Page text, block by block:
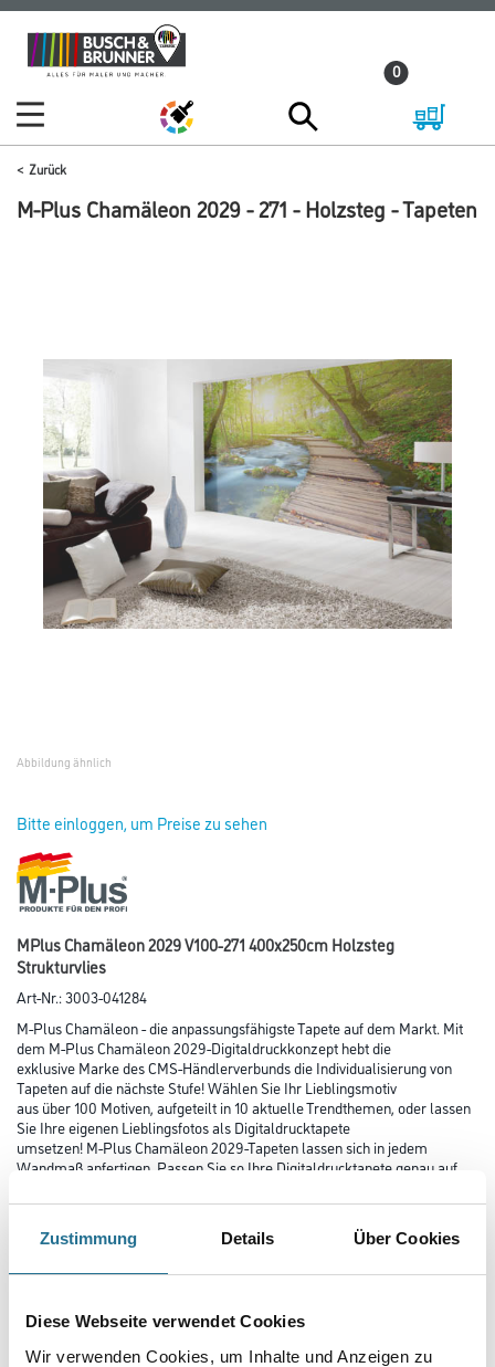
Zustimmung Details Über Cookies
Diese Webseite verwendet Cookies
Wir verwenden Cookies, um Inhalte und Anzeigen zu
Zum
Inhalt
Zum
Navigationsmenü
0
Zurück
M-Plus Chamäleon 2029 - 271 - Holzsteg - Tapeten
Abbildung ähnlich
Bitte einloggen, um Preise zu sehen
MPlus Chamäleon 2029 V100-271 400x250cm Holzsteg
Strukturvlies
Art-Nr.:3003-041284
M-Plus Chamäleon - die anpassungsfähigste Tapete auf dem Markt. Mit
dem M-Plus Chamäleon 2029-Digitaldruckkonzept hebt die
exklusive Marke des CMS-Händlerverbunds die Individualisierung von
Tapeten auf die nächste Stufe! Wählen Sie Ihr Lieblingsmotiv
aus über 100 Motiven, aufgeteilt in 10 aktuelle Trendthemen, oder lassen
Sie Ihre eigenen Lieblingsfotos als Digitaldrucktapete
umsetzen! M-Plus Chamäleon 2029-Tapeten lassen sich in jedem
Wandmaß anfertigen. Passen Sie so Ihre Digitaldrucktapete genau auf
Farbtonbezeichnung
Länge in centimeter